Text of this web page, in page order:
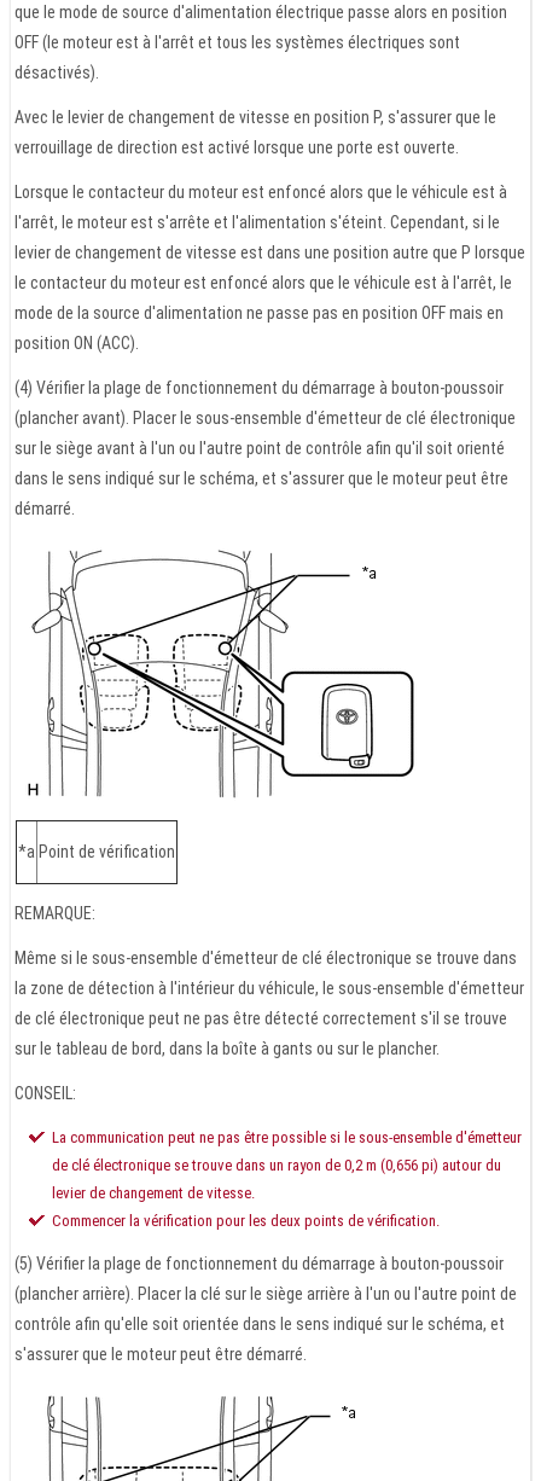
que le mode de source d'alimentation électrique passe alors en position
OFF (le moteur est à l'arrêt et tous les systèmes électriques sont
désactivés).
Avec le levier de changement de vitesse en position P, s'assurer que le
verrouillage de direction est activé lorsque une porte est ouverte.
Lorsque le contacteur du moteur est enfoncé alors que le véhicule est à
l'arrêt, le moteur est s'arrête et l'alimentation s'éteint. Cependant, si le
levier de changement de vitesse est dans une position autre que P lorsque
le contacteur du moteur est enfoncé alors que le véhicule est à l'arrêt, le
mode de la source d'alimentation ne passe pas en position OFF mais en
position ON (ACC).
(4) Vérifier la plage de fonctionnement du démarrage à bouton-poussoir
(plancher avant). Placer le sous-ensemble d'émetteur de clé électronique
sur le siège avant à l'un ou l'autre point de contrôle afin qu'il soit orienté
dans le sens indiqué sur le schéma, et s'assurer que le moteur peut être
démarré.
*a Point de vérification
REMARQUE:
Même si le sous-ensemble d'émetteur de clé électronique se trouve dans
la zone de détection à l'intérieur du véhicule, le sous-ensemble d'émetteur
de clé électronique peut ne pas être détecté correctement s'il se trouve
sur le tableau de bord, dans la boîte à gants ou sur le plancher.
CONSEIL:
La communication peut ne pas être possible si le sous-ensemble d'émetteur
de clé électronique se trouve dans un rayon de 0,2 m (0,656 pi) autour du
levier de changement de vitesse.
Commencer la vérification pour les deux points de vérification.
(5) Vérifier la plage de fonctionnement du démarrage à bouton-poussoir
(plancher arrière). Placer la clé sur le siège arrière à l'un ou l'autre point de
contrôle afin qu'elle soit orientée dans le sens indiqué sur le schéma, et
s'assurer que le moteur peut être démarré.